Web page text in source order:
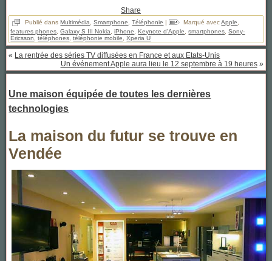
Share
Publié dans Multimédia ,Smartphone ,Téléphonie | Marqué avec Apple
features phones,Galaxy S III Nokia,iPhone,Keynote d'Apple,smartphones,Sony-
Ericsson,téléphones,téléphonie mobile,Xperia U
« La rentrée des séries TV diffusées en France et aux Etats-Unis
Un événement Apple aura lieu le 12 septembre à 19 heures»
Une maison équipée de toutes les dernières
technologies
La maison du futur se trouve en
Vendée